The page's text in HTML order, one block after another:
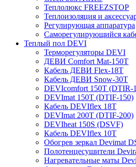
Теплолюкс FREEZSTOP
Теплоизоляция и
Регулирующая аппаратура
Cаморегулирующийся
Теплый пол DEVI
Терморегуляторы DEVI
ДЕВИ Comfort Mat-150T
Кабель ДЕВИ Flex-18T
Кабель ДЕВИ Snow-30T
DEVIcomfort 150T (DTIR-
DEVImat 150T (DTIF-150)
Кабель DEVIflex 18T
DEVImat 200T (DTIF-200)
DEVIheat 150S (DSVF)
Кабель DEVIflex 10T
Обогрев зеркал Devimat
Полотенцесушители
Нагревательные маты